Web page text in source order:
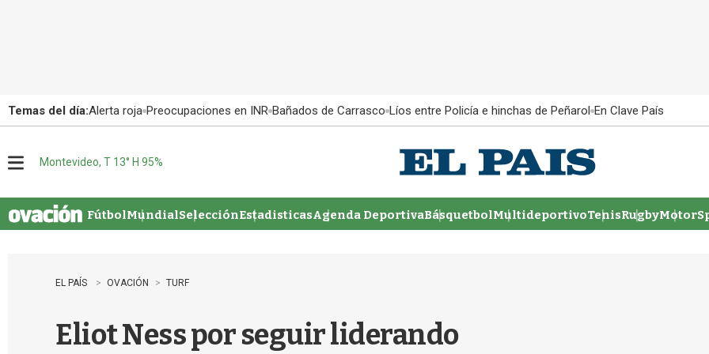
Temas del día:Alerta roja Preocupaciones en INR Bañados de Carrasco Líos entre Policía e hinchas de Peñarol En Clave País
u
Montevideo, T 13° H 95%
FútbolMundialSelecciónEstadisticasAgenda DeportivaBásquetbolMultideportivoTenisRugby
EL PAÍS OVACIÓN TURF
Eliot Ness por seguir liderando